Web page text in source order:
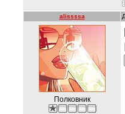
alissssa
Полковник